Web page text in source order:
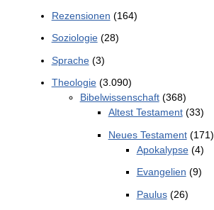
Rezensionen (164)
Soziologie(28)
Sprache(3)
Theologie(3.090)
Bibelwissenschaft(368)
Altest Testament(33)
Neues Testament(171)
Apokalypse(4)
Evangelien (9)
Paulus(26)